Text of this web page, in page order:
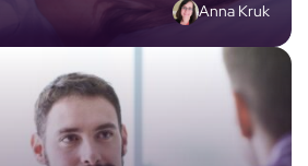
Anna Kruk